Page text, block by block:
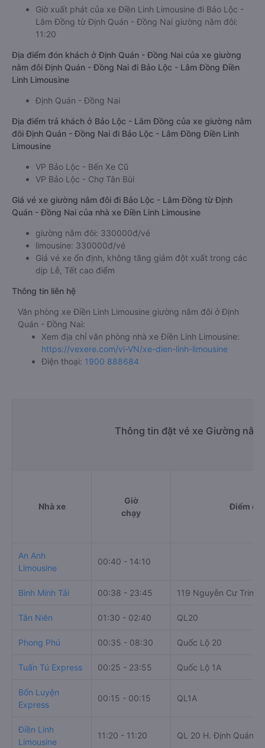
Giờ xuất phát của xe Điền Linh Limousine đi Bảo Lộc -
Lâm Đồng từ Định Quán - Đồng Nai giường nằm đôi:
11:20
Địa điểm đón khách ở Định Quán - Đồng Nai của xe giường
nằm đôi Định Quán - Đồng Nai đi Bảo Lộc - Lâm Đồng Điền
Linh Limousine
Định Quán - Đồng Nai
Địa điểm trả khách ở Bảo Lộc - Lâm Đồng của xe giường nằm
đôi Định Quán - Đồng Nai đi Bảo Lộc - Lâm Đồng Điền Linh
Limousine
VP Bảo Lộc - Bến Xe Cũ
VP Bảo Lộc - Chợ Tân Bùi
Giá vé xe giường nằm đôi đi Bảo Lộc - Lâm Đồng từ Định
Quán - Đồng Nai của nhà xe Điền Linh Limousine
giường nằm đôi: 330000đ/vé
limousine: 330000đ/vé
Giá vé xe ổn định, không tăng giảm đột xuất trong các
dịp Lễ, Tết cao điểm
Thông tin liên hệ
Văn phòng xe Điền Linh Limousine giường nằm đôi ở Định
Quán - Đồng Nai:
Xem địa chỉ văn phòng nhà xe Điền Linh Limousine:
https://vexere.com/vi-VN/xe-dien-linh-limousine
Điện thoại: 1900 888684
Thông tin đặt vé xe Giường
Nhà xe
Giờ
chạy
Điểm đi
An Anh
Limousine
00:40 - 14:10
Bình Minh Tải 00:38 - 23:45 119 Nguyễn Cư Trinh
Tân Niên 01:30 - 02:40 QL20
Phong Phú 00:35 - 08:30 Quốc Lộ 20
Tuấn Tú Express 00:25 - 23:55 Quốc Lộ 1A
Bốn Luyện
Express
00:15 - 00:15 QL1A
Điền Linh
Limousine
11:20 - 11:20 QL 20 H. Định Quán,